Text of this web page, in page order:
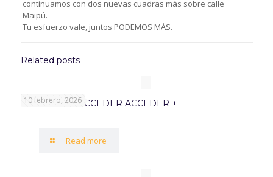
continuamos con dos nuevas cuadras más sobre calle
Maipú.
Tu esfuerzo vale, juntos PODEMOS MÁS.
Related posts
10 febrero, 2026
PROGRAMA ACCEDER ACCEDER +
Read more